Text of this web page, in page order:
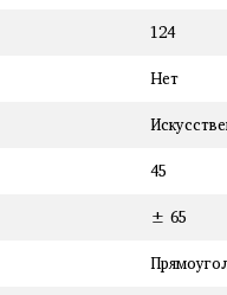
124
Нет
45
± 65